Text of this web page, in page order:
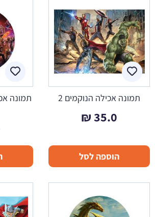
תמונה אכילה הנוקמים 2
35.0
₪
הוספה לסל
תמונה